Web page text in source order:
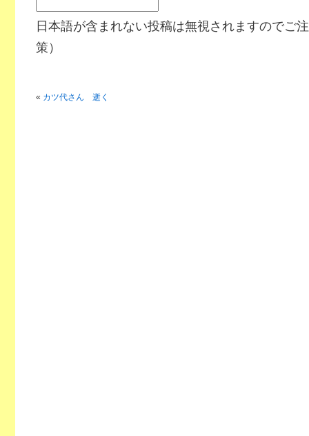
日本語が含まれない投稿は無視されますのでご
策）
« カツ代さん 逝く